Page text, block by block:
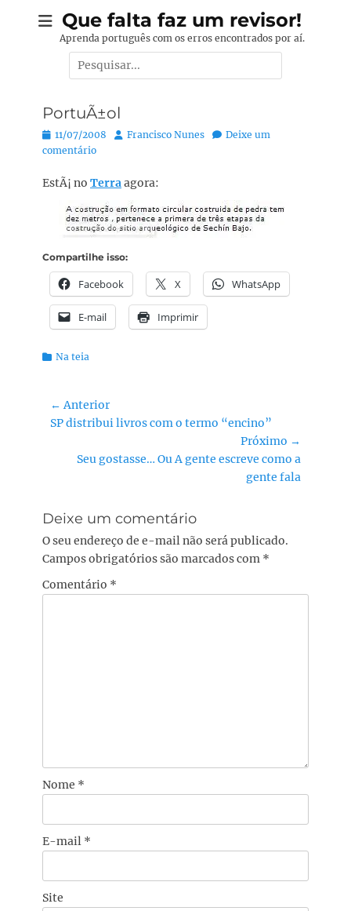
Que falta faz um revisor!
Aprenda português com os erros encontrados por aí.
Pesquisar
por:
PortuÃ±ol
Posted
on
11/07/2008 Autor:
Francisco Nunes
Deixe um
comentário
EstÃ¡ no Terraagora:
Compartilhe isso:
Facebook X WhatsApp
E-mail Imprimir
Categorias:
Na teia
Navegação
de
← Anterior
Post
SP distribui livros com o termo “encino”
Próximo →
PróximoSeu gostasse… Ou A gente escreve como a
gente fala
Deixe um comentário
O seu endereço de e-mail não será publicado.
Campos obrigatórios são marcados com *
Comentário *
Nome *
E-mail *
Site